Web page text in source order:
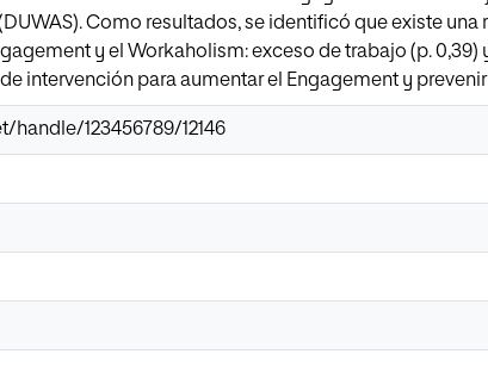
Como resultados, se identificó que existe una
y el Workaholism: exceso de trabajo (p.
intervención para aumentar el Engagement y
handle/123456789/12146